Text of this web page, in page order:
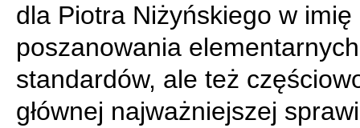
dla Piotra Niżyńskiego w imię
poszanowania elementarnych
standardów, ale też
głównej najważniejszej